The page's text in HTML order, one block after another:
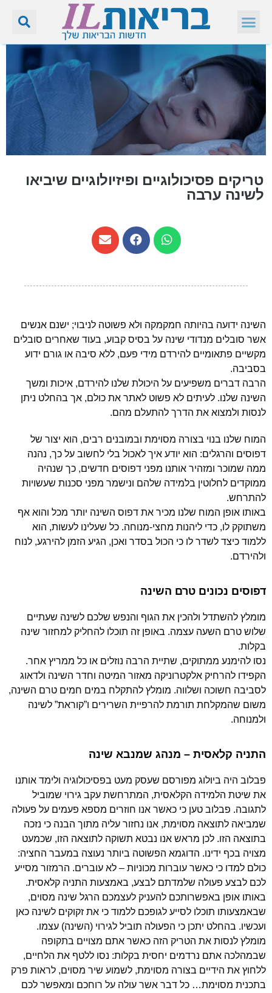
טריקים פסיכולוגיים ופיזיולוגיים שיביאו
לשינה ערבה
השינה ידועה בהיותה חמקמקה ולא פשוטה לניבוי; ישנם אנשים
אשר סובלים מנדודי שינה על בסיס קבוע, בעוד שאחרים סובלים
מקשיים פתאומיים להירדם מידי פעם, ללא סיבה או גורם ידוע
בסביבה.
הרבה דברים משפיעים על היכולת שלנו להירדם, איכות ומשך
השינה שלנו. לעיתים לא פשוט לאתר את כולם, אך בהחלט ניתן
לנסות ולמצוא את הדרך להתעלם מהם.
המוח שלנו בנוי בצורה מסוימת ובמובנים רבים, הוא יצור של
דפוסים והרגלים: הוא יודע איך לאכול בלי לחשוב על כך, נהנה
ממה שמוכר ומזהיר אותנו מפני דפוסים חדשים, כך שנהיה
ממוקדים לחלוטין בלמידה שלהם ונישמר מפני סכנות שעשויות
להתרחש.
באותו אופן המוח שלנו מכיר את דפוס השינה יותר מכל והוא אף
משתוקק לו, כדי ליהנות מחצי-מנוחה. כל שעלינו לעשות, הוא
ללמוד כיצד לשדר לו כי הכול בסדר ואכן, הגיע הזמן להירגע, לנוח
ולהירדם.
דפוסים נכונים טרם השינה
מומלץ להשתדל ולהכין את הגוף והנפש שלכם לשינה שעתיים
שלוש טרם השעה עצמה. באופן זה תוכלו להחליק למחזור שינה
בקלות.
נסו להימנע ממתוקים, שתיית הרבה נוזלים או כל ממריץ אחר.
הקפידו להרחיק אלקטרוניקה מאזור המיטה וחדר השינה ולדאוג
לסביבה חשוכה ושלווה. מומלץ להתקלח במים חמים טרם השינה,
משום שהמקלחת תורמת להרפיית השרירים ו”קוראת” לשינה
ולמנוחה.
התניה קלאסית – מנהג שמנבא שינה
פבלוב היה ביולוג מפורסם שעסק מעט בפסיכולוגיה ולימד אותנו
את שיטת הלמידה הקלאסית, המתרחשת עקב גירוי שמוביל
לתגובה. פבלוב טען כי כאשר אנו חוזרים מספא פעמים על פעולה
שמביאה לתוצאה מסוימת, אנו נחזור עליה מתוך הבנה כי נזכה
בתוצאה הזו. לכן מראש אנו נבטא תשוקה לתוצאה הזו, שכמעט
מצויה בכף ידינו. הדוגמא הפשוטה ביותר נעוצה במעבר החציה:
כולם למדו כי כאשר עוברות מכוניות – לא עוברים. הרמזור מסייע
לכם לבצע פעולה שלמדתם לבצע, באמצעות התניה קלאסית.
באותו אופן באפשרותכם להעניק לעצמכם הרגל שינה מסוים,
שבאמצעותו תוכלו לסייע לגופכם ללמוד כי את זקוקים לשינה כאן
ועכשיו. בהחלט יתכן כי הפעולה תוביל לגירוי (השינה) עצמו.
מומלץ לנסות את הטריק הזה כאשר אתם מצויים בתקופה
שבמהלכה אתם נרדמים יחסית בקלות: נסו ללטף את הלחיים,
ללחוץ את הידיים בצורה מסוימת, לשמוע שיר מסוים, לראות פרק
בתכנית מסוימת… כל דבר אשר עולה על רוחכם ומאפשר לכם